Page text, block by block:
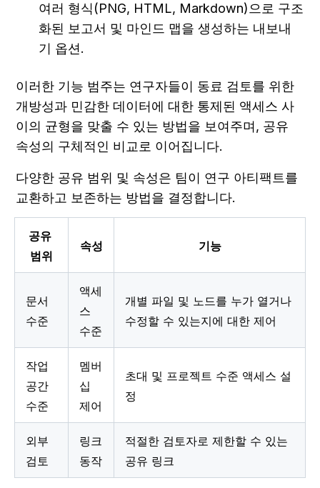
여러 형식(PNG, HTML, Markdown)으로 구조
화된 보고서 및 마인드 맵을 생성하는 내보내
기 옵션.
이러한 기능 범주는 연구자들이 동료 검토를 위한
개방성과 민감한 데이터에 대한 통제된 액세스 사
이의 균형을 맞출 수 있는 방법을 보여주며, 공유
속성의 구체적인 비교로 이어집니다.
다양한 공유 범위 및 속성은 팀이 연구 아티팩트를
교환하고 보존하는 방법을 결정합니다.
공유
범위
속성 기능
문서
수준
액세
스
수준
개별 파일 및 노드를 누가 열거나
수정할 수 있는지에 대한 제어
작업
공간
수준
멤버
십
제어
초대 및 프로젝트 수준 액세스 설
정
외부
검토
링크
동작
적절한 검토자로 제한할 수 있는
공유 링크